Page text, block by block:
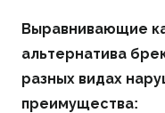
Выравнивающие
альтернатива
разных видах
преимущества: